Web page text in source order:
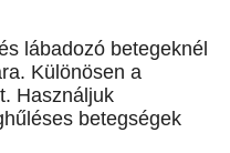
lábadozó betegeknél
Különösen a
Használjuk
betegségek